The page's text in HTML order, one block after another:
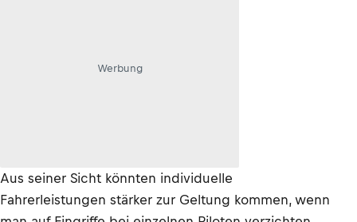
Werbung
Aus seiner Sicht könnten individuelle
Fahrerleistungen stärker zur Geltung kommen, wenn